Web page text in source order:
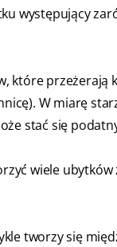
występujący
które
W miarę
stać się
wiele
tworzy się